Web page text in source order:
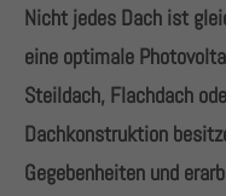
elit.
Aenean commodo
Cum sociis natoque
parturient montes,
quam felis, ultricies
Nicht jedes Dach ist
eine optimale
Steildach, Flachdach
Dachkonstruktion
Gegebenheiten und